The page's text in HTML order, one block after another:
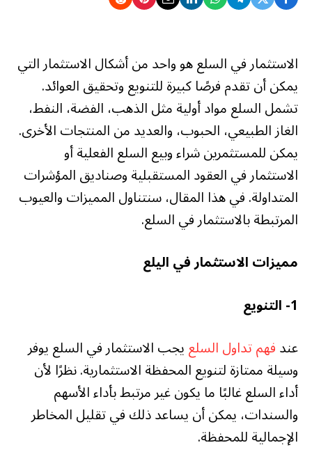
الاستثمار في السلع هو واحد من أشكال الاستثمار التي
يمكن أن تقدم فرصًا كبيرة للتنويع وتحقيق العوائد.
تشمل السلع مواد أولية مثل الذهب، الفضة، النفط،
الغاز الطبيعي، الحبوب، والعديد من المنتجات الأخرى.
يمكن للمستثمرين شراء وبيع السلع الفعلية أو
الاستثمار في العقود المستقبلية وصناديق المؤشرات
المتداولة. في هذا المقال، سنتناول المميزات والعيوب
المرتبطة بالاستثمار في السلع.
مميزات الاستثمار في اليلع
1- التنويع
عندفهم تداول السلعيجب الاستثمار في السلع يوفر
وسيلة ممتازة لتنويع المحفظة الاستثمارية. نظرًا لأن
أداء السلع غالبًا ما يكون غير مرتبط بأداء الأسهم
والسندات، يمكن أن يساعد ذلك في تقليل المخاطر
الإجمالية للمحفظة.